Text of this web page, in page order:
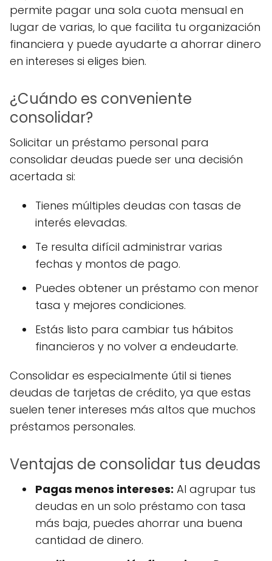
permite pagar una sola cuota mensual en
lugar de varias, lo que facilita tu organización
financiera y puede ayudarte a ahorrar dinero
en intereses si eliges bien.
¿Cuándo es conveniente
consolidar?
Solicitar un préstamo personal para
consolidar deudas puede ser una decisión
acertada si:
Tienes múltiples deudas con tasas de
interés elevadas.
Te resulta difícil administrar varias
fechas y montos de pago.
Puedes obtener un préstamo con menor
tasa y mejores condiciones.
Estás listo para cambiar tus hábitos
financieros y no volver a endeudarte.
Consolidar es especialmente útil si tienes
deudas de tarjetas de crédito, ya que estas
suelen tener intereses más altos que muchos
préstamos personales.
Ventajas de consolidar tus deudas
Pagas menos intereses: Al agrupar tus
deudas en un solo préstamo con tasa
más baja, puedes ahorrar una buena
cantidad de dinero.